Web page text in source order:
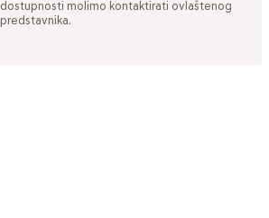
dostupnosti molimo kontaktirati ovlaštenog
predstavnika.